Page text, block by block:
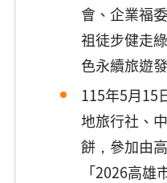
會、企業福
祖徒步健走
色永續旅遊
115年5月15
地旅行社、
餅，參加由
「2026高